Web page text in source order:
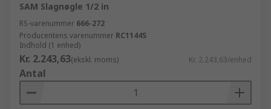
SAM Slagnøgle 1/2 in
RS-varenummer 666-272
Producentens varenummer RC1144S
Indhold (1 enhed)
Kr. 2.243,63(ekskl. moms) Kr. 2.243,63/enhed
Antal